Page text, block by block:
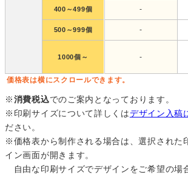
400～499個
500～999個
1000個～
-
-
-
価格表は横にスクロールできます。
※消費税込でのご案内となっております。
※印刷サイズについて詳しくはデザイン入稿
ださい。
※価格表から制作される場合は、選択された
イン画面が開きます。
自由な印刷サイズでデザインをご希望の場